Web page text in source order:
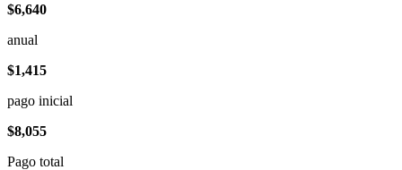
$6,640
anual
$1,415
pago inicial
$8,055
Pago total